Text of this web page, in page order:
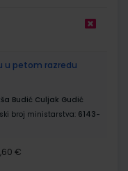
u petom razredu
Budić Culjak Gudić
broj ministarstva: 6143-
€